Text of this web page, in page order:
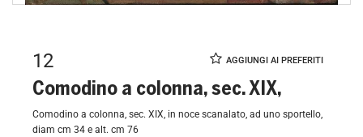
12
Comodino a colonna, sec. XIX,
Comodino a colonna, sec. XIX, in noce scanalato, ad uno sportello,
diam cm 34 e alt. cm 76